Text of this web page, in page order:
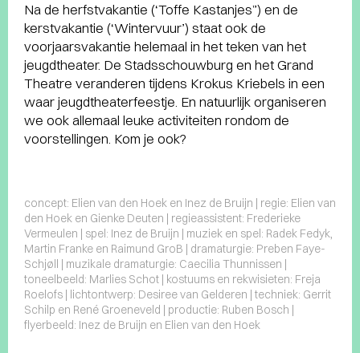
Na de herfstvakantie (‘Toffe Kastanjes”) en de
kerstvakantie (‘Wintervuur’) staat ook de
voorjaarsvakantie helemaal in het teken van het
jeugdtheater. De Stadsschouwburg en het Grand
Theatre veranderen tijdens Krokus Kriebels in een
waar jeugdtheaterfeestje. En natuurlijk organiseren
we ook allemaal leuke activiteiten rondom de
voorstellingen. Kom je ook?
concept: Elien van den Hoek en Inez de Bruijn | regie: Elien van
den Hoek en Gienke Deuten | regieassistent: Frederieke
Vermeulen | spel: Inez de Bruijn | muziek en spel: Radek Fedyk,
Martin Franke en Raimund GroB | dramaturgie: Preben Faye-
Schjøll | muzikale dramaturgie: Caecilia Thunnissen |
toneelbeeld: Marlies Schot | kostuums en rekwisieten: Freja
Roelofs | lichtontwerp: Desiree van Gelderen | techniek: Gerrit
Schilp en René Groeneveld | productie: Ruben Bosch |
flyerbeeld: Inez de Bruijn en Elien van den Hoek